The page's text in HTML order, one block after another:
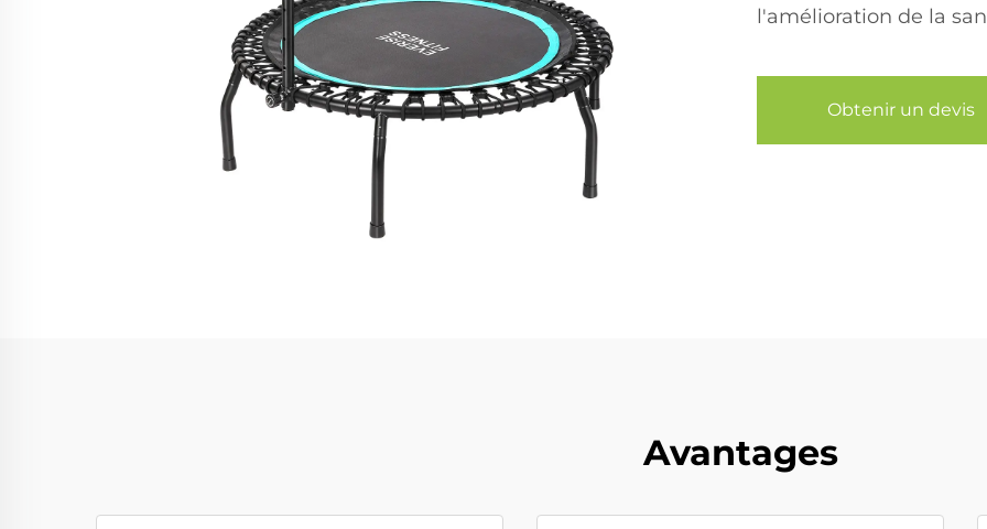
l'amélioration de la
Obtenir un devis
Avantages